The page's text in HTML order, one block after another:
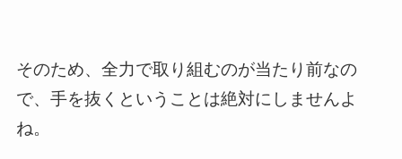
そのため、全力で取り組むのが当たり前なの
で、手を抜くということは絶対にしませんよ
ね。